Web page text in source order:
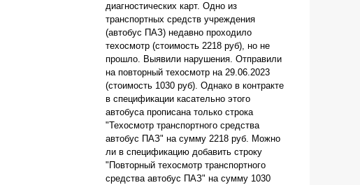
диагностических карт. Одно из
транспортных средств учреждения
(автобус ПАЗ) недавно проходило
техосмотр (стоимость 2218 руб), но не
прошло. Выявили нарушения. Отправили
на повторный техосмотр на 29.06.2023
(стоимость 1030 руб). Однако в контракте
в спецификации касательно этого
автобуса прописана только строка
"Техосмотр транспортного средства
автобус ПАЗ" на сумму 2218 руб. Можно
ли в спецификацию добавить строку
"Повторный техосмотр транспортного
средства автобус ПАЗ" на сумму 1030